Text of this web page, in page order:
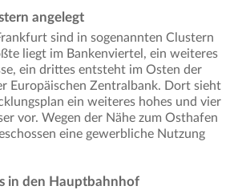
angelegt
sind in sogenannten Clustern
liegt im Bankenviertel, ein weiteres
ein drittes entsteht im Osten der
Europäischen Zentralbank. Dort sieht
ein weiteres hohes und vier
vor. Wegen der Nähe zum Osthafen
eine gewerbliche Nutzung
in den Hauptbahnhof